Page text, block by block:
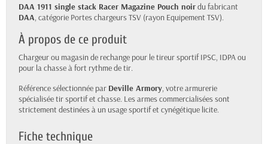
DAA 1911 single stack Racer Magazine Pouch noirdu fabricant
DAA, catégorie Portes chargeurs TSV (rayon Equipement TSV).
À propos de ce produit
Chargeur ou magasin de rechange pour le tireur sportif IPSC, IDPA ou
pour la chasse à fort rythme de tir.
Référence sélectionnée par Deville Armory, votre armurerie
spécialisée tir sportif et chasse. Les armes commercialisées sont
strictement destinées à un usage sportif et cynégétique licite.
Fiche technique